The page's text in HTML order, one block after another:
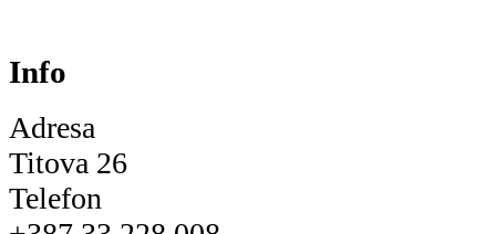
Info
Adresa
Titova 26
Telefon